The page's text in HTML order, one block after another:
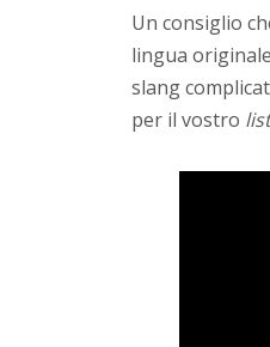
Un consiglio
lingua
slang
per il vostro